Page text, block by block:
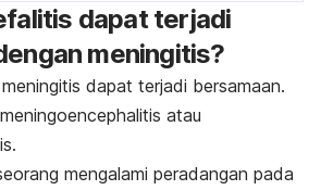
dapat terjadi
meningitis?
dapat terjadi bersamaan.
meningoencephalitis atau
.
mengalami peradangan pada